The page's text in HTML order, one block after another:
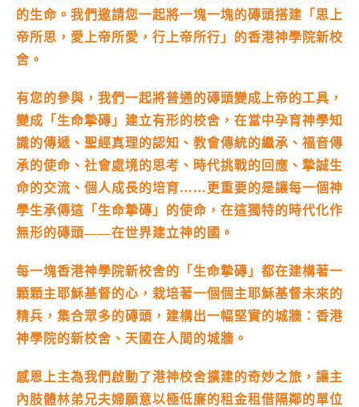
的生命。我們邀請您一起將一塊一塊的磚頭搭建「思上
帝所思，愛上帝所愛，行上帝所行」的香港神學院新校
舍。
有您的參與，我們一起將普通的磚頭變成上帝的工具，
變成「生命摯磚」建立有形的校舍，在當中孕育神學知
識的傳遞、聖經真理的認知、教會傳統的繼承、福音傳
承的使命、社會處境的思考、時代挑戰的回應、摯誠生
命的交流、個人成長的培育……更重要的是讓每一個神
學生承傳這「生命摯磚」的使命，在這獨特的時代化作
無形的磚頭——在世界建立神的國。
每一塊香港神學院新校舍的「生命摯磚」都在建構著一
顆顆主耶穌基督的心，栽培著一個個主耶穌基督未來的
精兵，集合眾多的磚頭，建構出一幅堅實的城牆：香港
神學院的新校舍、天國在人間的城牆。
感恩上主為我們啟動了港神校舍擴建的奇妙之旅，讓主
內肢體林弟兄夫婦願意以極低廉的租金租借隔鄰的單位